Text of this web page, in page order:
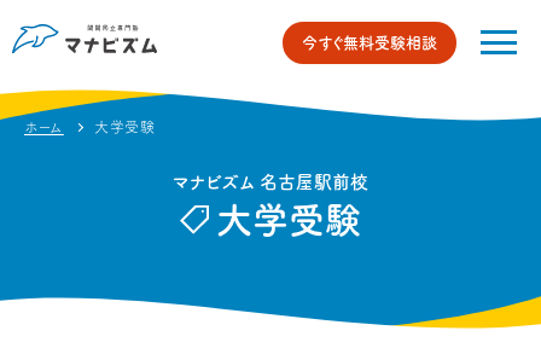
今すぐ無料受験相談
ホーム 大学受験
マナビズム 名古屋駅前校
大学受験